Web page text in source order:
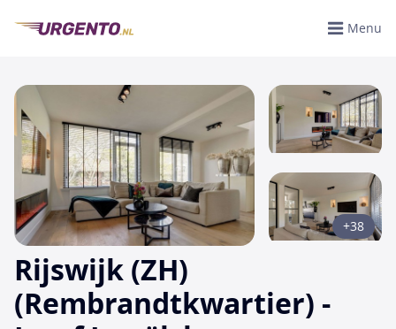
Menu
Rijswijk (ZH)
(Rembrandtkwartier) -
+38